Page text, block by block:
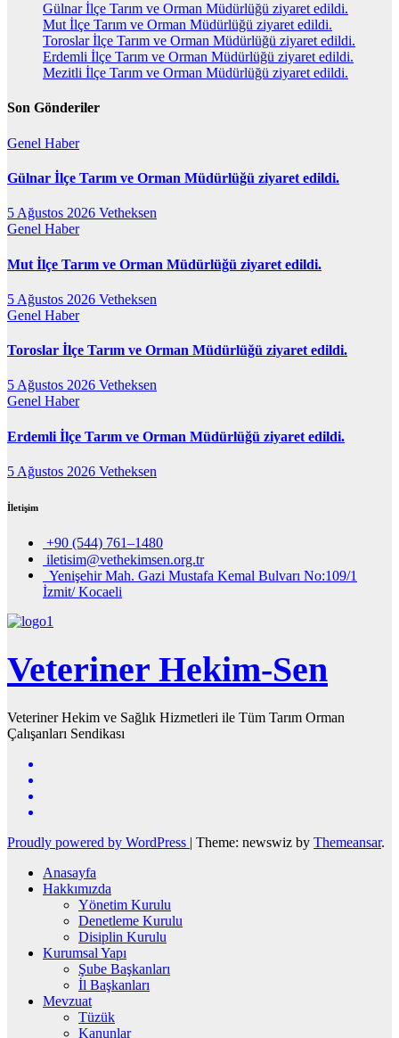
Gülnar İlçe Tarım ve Orman Müdürlüğü ziyaret edildi.
Mut İlçe Tarım ve Orman Müdürlüğü ziyaret edildi.
Toroslar İlçe Tarım ve Orman Müdürlüğü ziyaret edildi.
Erdemli İlçe Tarım ve Orman Müdürlüğü ziyaret edildi.
Mezitli İlçe Tarım ve Orman Müdürlüğü ziyaret edildi.
Son Gönderiler
Genel Haber
Gülnar İlçe Tarım ve Orman Müdürlüğü ziyaret edildi.
5 Ağustos 2026 Vetheksen
Genel Haber
Mut İlçe Tarım ve Orman Müdürlüğü ziyaret edildi.
5 Ağustos 2026 Vetheksen
Genel Haber
Toroslar İlçe Tarım ve Orman Müdürlüğü ziyaret edildi.
5 Ağustos 2026 Vetheksen
Genel Haber
Erdemli İlçe Tarım ve Orman Müdürlüğü ziyaret edildi.
5 Ağustos 2026 Vetheksen
İletişim
+90 (544) 761–1480
iletisim@vethekimsen.org.tr
Yenişehir Mah. Gazi Mustafa Kemal Bulvarı No:109/1
İzmit/ Kocaeli
Veteriner Hekim-Sen
Veteriner Hekim ve Sağlık Hizmetleri ile Tüm Tarım Orman
Çalışanları Sendikası
Proudly powered by WordPress | Theme: newswiz by Themeansar.
Anasayfa
Hakkımızda
Yönetim Kurulu
Denetleme Kurulu
Disiplin Kurulu
Kurumsal Yapı
Şube Başkanları
İl Başkanları
Mevzuat
Tüzük
Kanunlar